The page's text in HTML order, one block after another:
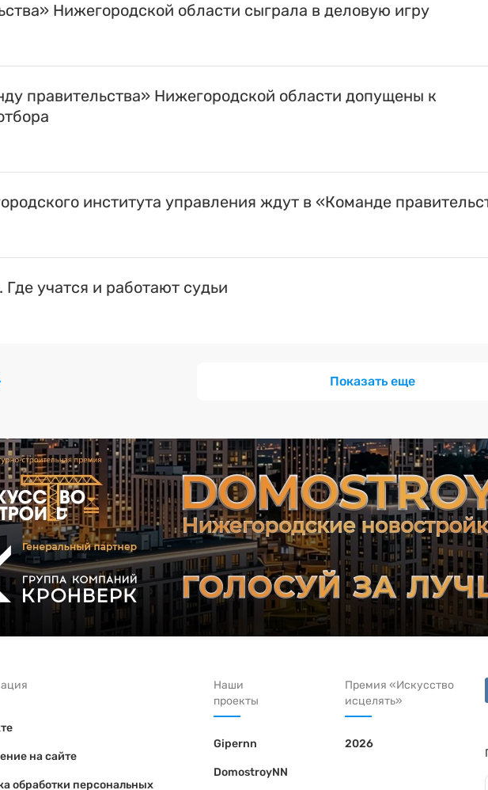
Нижегородской области сыграла в деловую игру
правительства» Нижегородской области допущены к
института управления ждут в «Команде
учатся и работают судьи
Показать еще
на сайте
обработки персональных
Наши
проекты
Gipernn
DomostroyNN
Премия «Искусство
исцелять»
2026